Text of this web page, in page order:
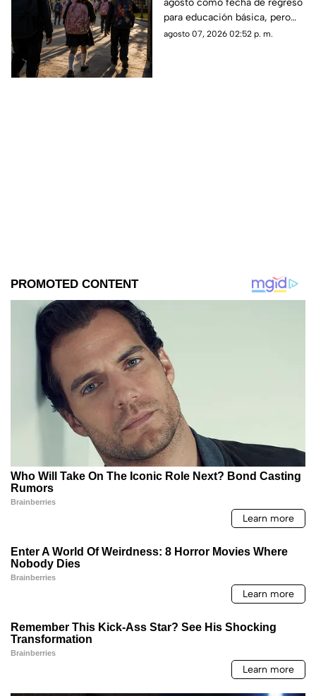
agosto?
agosto como fecha de regreso
para educación básica, pero
algunos estudiantes tendrán
agosto 07, 2026 02:52 p. m.